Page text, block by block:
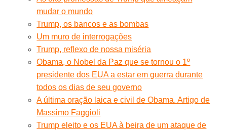
mudar o mundo
Trump, os bancos e as bombas
Um muro de interrogações
Trump, reflexo de nossa miséria
Obama, o Nobel da Paz que se tornou o 1º
presidente dos EUA a estar em guerra durante
todos os dias de seu governo
A última oração laica e civil de Obama. Artigo de
Massimo Faggioli
Trump eleito e os EUA à beira de um ataque de